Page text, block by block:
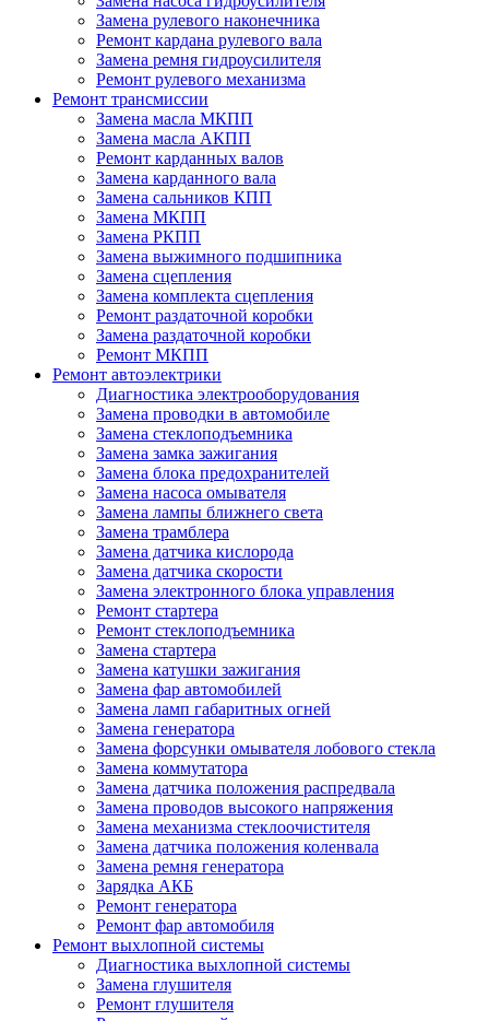
Замена рулевого наконечника
Ремонт кардана рулевого вала
Замена ремня гидроусилителя
Ремонт рулевого механизма
Ремонт трансмиссии
Замена масла МКПП
Замена масла АКПП
Ремонт карданных валов
Замена карданного вала
Замена сальников КПП
Замена МКПП
Замена РКПП
Замена выжимного подшипника
Замена сцепления
Замена комплекта сцепления
Ремонт раздаточной коробки
Замена раздаточной коробки
Ремонт МКПП
Ремонт автоэлектрики
Диагностика электрооборудования
Замена проводки в автомобиле
Замена стеклоподъемника
Замена замка зажигания
Замена блока предохранителей
Замена насоса омывателя
Замена лампы ближнего света
Замена трамблера
Замена датчика кислорода
Замена датчика скорости
Замена электронного блока управления
Ремонт стартера
Ремонт стеклоподъемника
Замена стартера
Замена катушки зажигания
Замена фар автомобилей
Замена ламп габаритных огней
Замена генератора
Замена форсунки омывателя лобового стекла
Замена коммутатора
Замена датчика положения распредвала
Замена проводов высокого напряжения
Замена механизма стеклоочистителя
Замена датчика положения коленвала
Замена ремня генератора
Зарядка АКБ
Ремонт генератора
Ремонт фар автомобиля
Ремонт выхлопной системы
Диагностика выхлопной системы
Замена глушителя
Ремонт глушителя